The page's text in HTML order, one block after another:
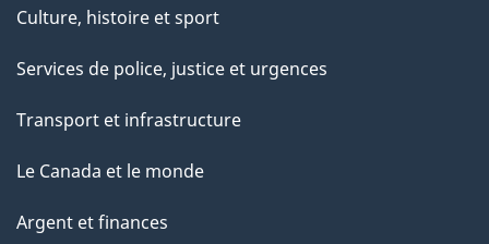
Culture, histoire et sport
Services de police, justice et urgences
Transport et infrastructure
Le Canada et le monde
Argent et finances